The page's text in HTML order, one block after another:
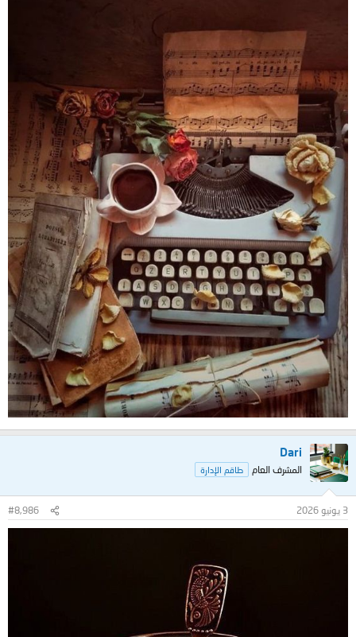
Dari
المشرف العام طاقم الإدارة
3 يونيو 2026 #8,986